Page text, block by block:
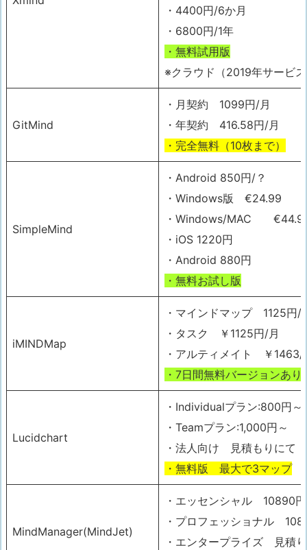
・4400円/6か月
・6800円/1年
・無料試用版
※クラウド（2019年サービ
GitMind
・月契約 1099円/月
・年契約 416.58円/月
・完全無料（10枚まで）
SimpleMind
・Android 850円/？
・Windows版 €24.99
・Windows/MAC
・iOS 1220円
・Android 880円
・無料お試し版
iMINDMap
・マインドマップ 1125円/
・タスク ￥1125円/月
・アルティメイト ￥1463/
・7日間無料バージョンあり
Lucidchart
・Individualプラン:800円～
・Teamプラン:1,000円～
・法人向け 見積もりにて
・ 無料版 最大で3マップ
MindManager(MindJet)
・エッセンシャル 10890
・プロフェッショナル
・エンタープライズ 見積